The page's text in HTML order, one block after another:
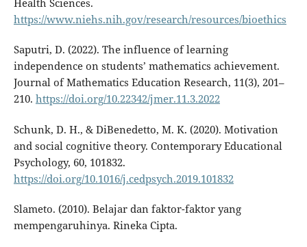
Health Sciences.
https://www.niehs.nih.gov/research/resources/bioethics
Saputri, D. (2022). The influence of learning
independence on students’ mathematics achievement.
Journal of Mathematics Education Research, 11(3), 201–
210. https://doi.org/10.22342/jmer.11.3.2022
Schunk, D. H., & DiBenedetto, M. K. (2020). Motivation
and social cognitive theory. Contemporary Educational
Psychology, 60, 101832.
https://doi.org/10.1016/j.cedpsych.2019.101832
Slameto. (2010). Belajar dan faktor-faktor yang
mempengaruhinya. Rineka Cipta.